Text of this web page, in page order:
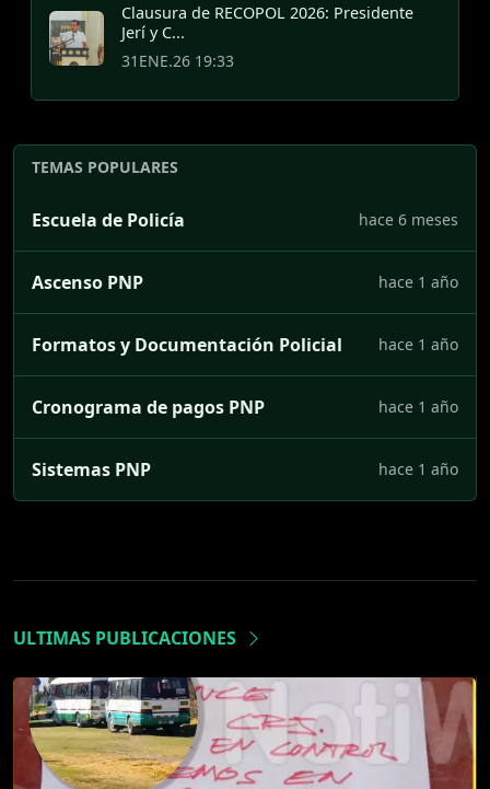
Clausura de RECOPOL 2026: Presidente
Jerí y C...
31ENE.26 19:33
TEMAS POPULARES
Escuela de Policía hace 6 meses
Ascenso PNP hace 1 año
Formatos y Documentación Policial hace 1 año
Cronograma de pagos PNP hace 1 año
Sistemas PNP hace 1 año
ULTIMAS PUBLICACIONES